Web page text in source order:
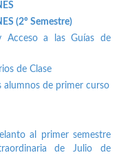
(2º Semestre)
Acceso a las Guías de
de Clase
alumnos de primer curso
al primer semestre
de Julio de